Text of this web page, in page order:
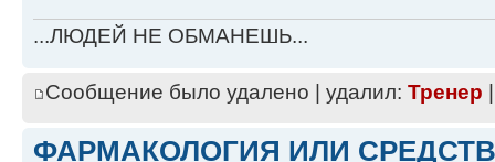
...ЛЮДЕЙ НЕ ОБМАНЕШЬ...
Сообщение было удалено | удалил: Тренер
ФАРМАКОЛОГИЯ ИЛИ